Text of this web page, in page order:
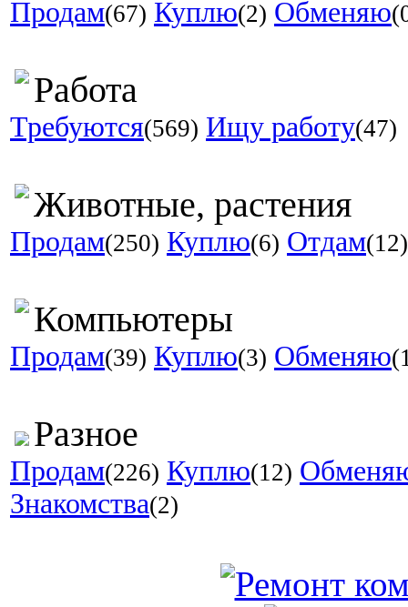
Продам(67) Куплю(2) Обменяю
Работа
Требуются(569) Ищу работу(47)
Животные, растения
Продам(250) Куплю(6) Отдам(12)
Компьютеры
Продам(39) Куплю(3) Обменяю
Разное
Продам(226) Куплю(12)
Знакомства(2)